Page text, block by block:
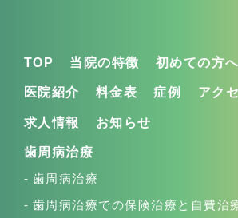
TOP 当院の特徴 初めての方へ
医院紹介 料金表 症例 アク
求人情報 お知らせ
歯周病治療
歯周病治療
歯周病治療での保険治療と自費治